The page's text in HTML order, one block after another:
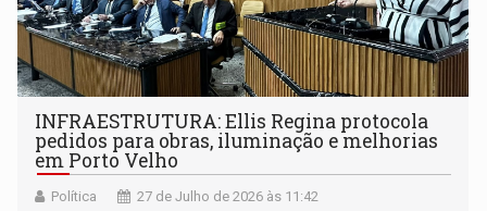
INFRAESTRUTURA: Ellis Regina protocola
pedidos para obras, iluminação e melhorias
em Porto Velho
Política 27 de Julho de 2026 às 11:42